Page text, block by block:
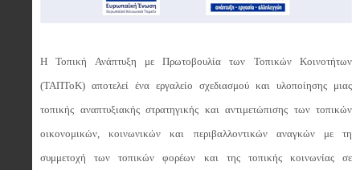
Η Τοπική Ανάπτυξη με Πρωτοβουλία των Τοπικών Κοινοτήτων
(ΤΑΠΤοΚ) αποτελεί ένα εργαλείο σχεδιασμού και υλοποίησης μιας
τοπικής αναπτυξιακής στρατηγικής και αντιμετώπισης των τοπικών
οικονομικών, κοινωνικών και περιβαλλοντικών αναγκών με τη
συμμετοχή των τοπικών φορέων και της τοπικής κοινωνίας σε